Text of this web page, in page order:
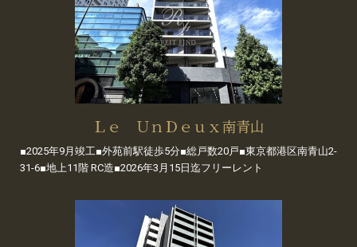
Ｌｅ ＵｎＤｅｕｘ南青山
■2025年9月竣工■外苑前駅徒歩5分■総戸数20戸■東京都港区南青山2-
31-6■地上11階 RC造■2026年3月15日迄フリーレント